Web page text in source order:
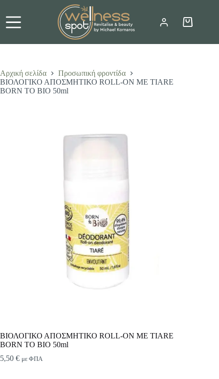
περιεχόμενο
Καλάθι
Αρχική σελίδα
Προσωπική φροντίδα
ΒΙΟΛΟΓΙΚΟ ΑΠΟΣΜΗΤΙΚΟ ROLL-ON ΜΕ TIARE
BORN TO BIO 50ml
ΒΙΟΛΟΓΙΚΟ ΑΠΟΣΜΗΤΙΚΟ ROLL-ON ΜΕ TIARE
BORN TO BIO 50ml
5,50 € με ΦΠΑ